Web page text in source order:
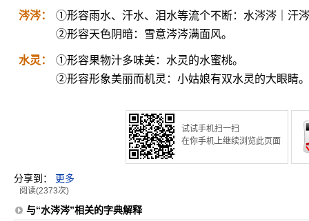
涔涔：
①形容雨水、汗水、泪水等流个不断：水涔涔｜汗
②形容天色阴暗：雪意涔涔满面风。
水灵：
①形容果物汁多味美：水灵的水蜜桃。
②形容形象美丽而机灵：小姑娘有双水灵的大眼睛。
试试手机扫一扫
在你手机上继续浏览此页面
分享到： 更多
阅读(2373次)
与“水涔涔”相关的字典解释